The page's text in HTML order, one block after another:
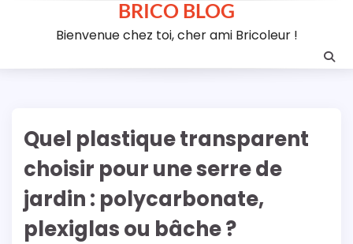
BRICO BLOG
Bienvenue chez toi, cher ami Bricoleur !
Quel plastique transparent
choisir pour une serre de
jardin : polycarbonate,
plexiglas ou bâche ?